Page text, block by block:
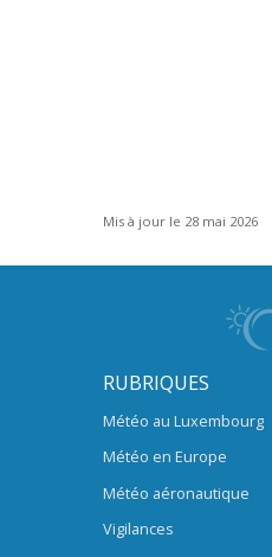
Mis à jour le 28 mai 2026
RUBRIQUES
Météo au Luxembourg
Météo en Europe
Météo aéronautique
Vigilances